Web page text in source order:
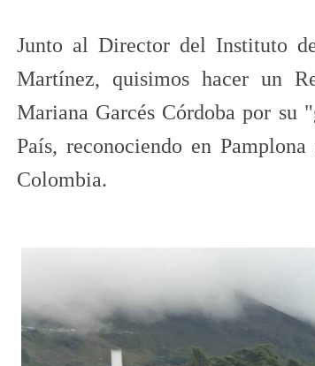
​Junto al Director del Instituto
Martínez, quisimos hacer un
Mariana Garcés Córdoba por su
País, reconociendo en
Colombia​.